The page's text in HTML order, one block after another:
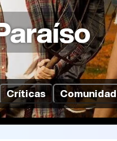
Críticas Comunidad